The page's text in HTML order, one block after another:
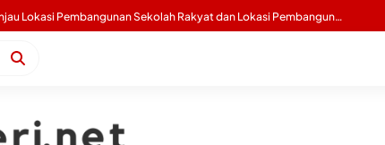
Gubernur Al Haris Tinjau Lokasi Pembangunan Sekolah Rakyat dan Lokasi Pembangunan BTN Bungo Green City